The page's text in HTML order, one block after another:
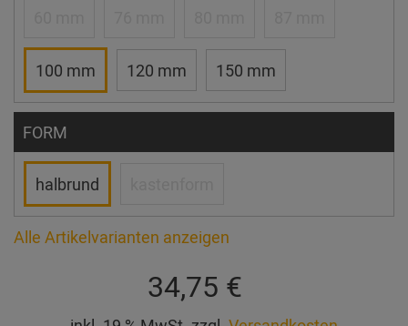
100 mm 120 mm 150 mm
FORM
halbrund
Alle Artikelvarianten anzeigen
34,75 €